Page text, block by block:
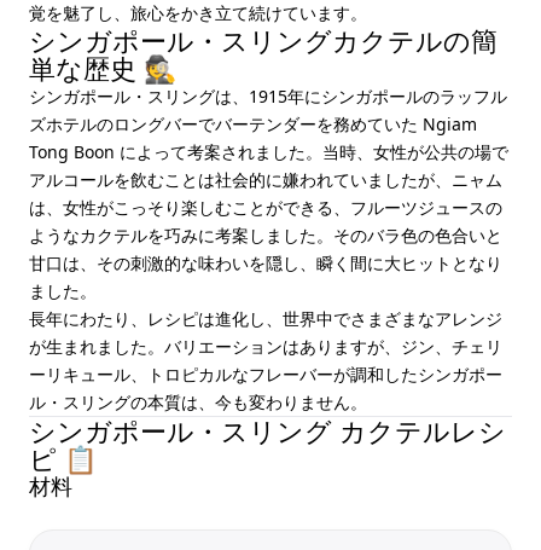
覚を魅了し、旅心をかき立て続けています。
シンガポール・スリングカクテルの簡
単な歴史 🕵️
シンガポール・スリングは、1915年にシンガポールのラッフル
ズホテルのロングバーでバーテンダーを務めていた Ngiam
Tong Boon によって考案されました。当時、女性が公共の場で
アルコールを飲むことは社会的に嫌われていましたが、ニャム
は、女性がこっそり楽しむことができる、フルーツジュースの
ようなカクテルを巧みに考案しました。そのバラ色の色合いと
甘口は、その刺激的な味わいを隠し、瞬く間に大ヒットとなり
ました。
長年にわたり、レシピは進化し、世界中でさまざまなアレンジ
が生まれました。バリエーションはありますが、ジン、チェリ
ーリキュール、トロピカルなフレーバーが調和したシンガポー
ル・スリングの本質は、今も変わりません。
シンガポール・スリング カクテルレシ
ピ 📋
材料